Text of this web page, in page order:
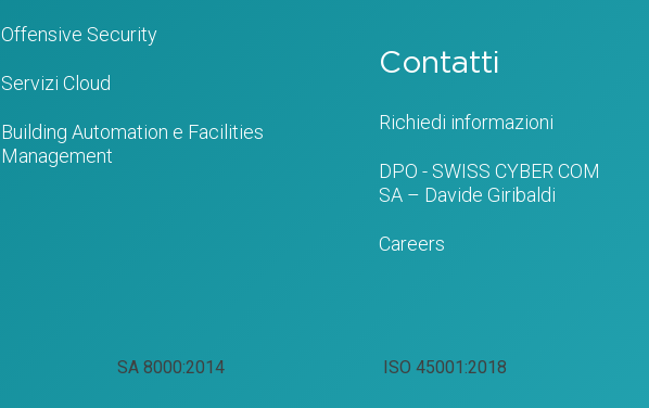
Offensive Security
Servizi Cloud
Building Automation e Facilities
Management
Contatti
Richiedi informazioni
DPO - SWISS CYBER COM
SA – Davide Giribaldi
Careers
SA 8000:2014 ISO 45001:2018